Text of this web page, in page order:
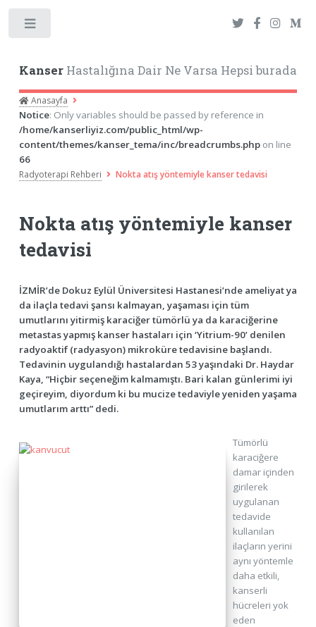
KanserHastalığına Dair Ne Varsa Hepsi burada
Anasayfa
Notice: Only variables should be passed by reference in
/home/kanserliyiz.com/public_html/wp-
content/themes/kanser_tema/inc/breadcrumbs.phpon line
66
Radyoterapi Rehberi Nokta atış yöntemiyle kanser tedavisi
Nokta atış yöntemiyle kanser
tedavisi
İZMİR’de Dokuz Eylül Üniversitesi Hastanesi’nde ameliyat ya
da ilaçla tedavi şansı kalmayan, yaşaması için tüm
umutlarını yitirmiş karaciğer tümörlü ya da karaciğerine
metastas yapmış kanser hastaları için ‘Yitrium-90’ denilen
radyoaktif (radyasyon) mikroküre tedavisine başlandı.
Tedavinin uygulandığı hastalardan 53 yaşındaki Dr. Haydar
Kaya, “Hiçbir seçeneğim kalmamıştı. Bari kalan günlerimi iyi
geçireyim, diyordum ki bu mucize tedaviyle yeniden yaşama
umutlarım arttı” dedi.
Tümörlü
karaciğere
damar içinden
girilerek
uygulanan
tedavide
kullanılan
ilaçların yerini
aynı yöntemle
daha etkili,
kanserli
hücreleri yok
eden